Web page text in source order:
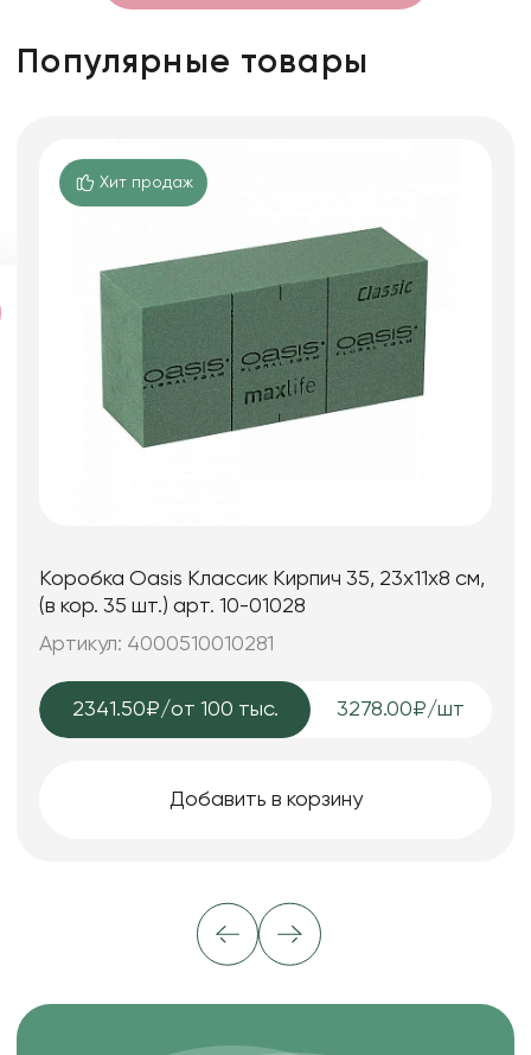
Популярные товары
Хит продаж
Коробка Oasis Классик Кирпич 35, 23x11x8 см,
(в кор. 35 шт.) арт. 10-01028
Артикул: 4000510010281
2341.50₽/от 100 тыс. 3278.00₽/шт
Добавить в корзину